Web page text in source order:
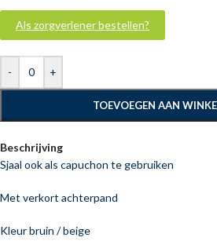
- +
TOEVOEGEN AAN
Als zorgverlener bestellen?
Beschrijving
Sjaal ook als capuchon te gebruiken
Met verkort achterpand
Kleur bruin / beige